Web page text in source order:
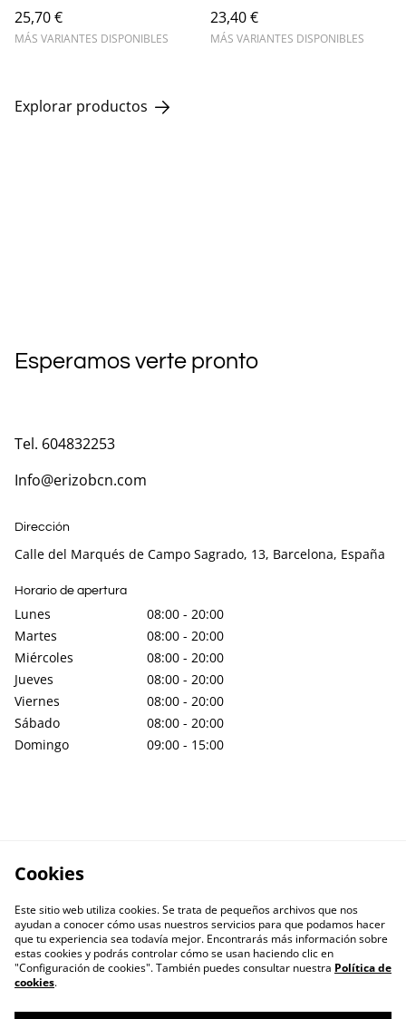
25,70 €
MÁS VARIANTES DISPONIBLES
23,40 €
MÁS VARIANTES DISPONIBLES
Explorar productos
Esperamos verte pronto
Tel. 604832253
Info@erizobcn.com
Dirección
Calle del Marqués de Campo Sagrado, 13, Barcelona, España
Horario de apertura
Lunes
08:00 - 20:00
Martes
08:00 - 20:00
Miércoles
08:00 - 20:00
Jueves
08:00 - 20:00
Viernes
08:00 - 20:00
Sábado
08:00 - 20:00
Domingo
09:00 - 15:00
Cookies
Este sitio web utiliza cookies. Se trata de pequeños archivos que nos
ayudan a conocer cómo usas nuestros servicios para que podamos hacer
que tu experiencia sea todavía mejor. Encontrarás más información sobre
estas cookies y podrás controlar cómo se usan haciendo clic en
"Configuración de cookies". También puedes consultar nuestra Política de
cookies.